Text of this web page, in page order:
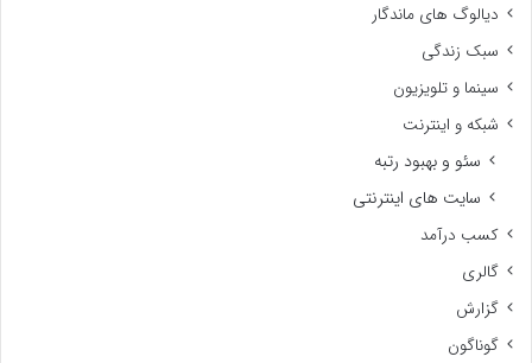
دیالوگ های ماندگار
سبک زندگی
سینما و تلویزیون
شبکه و اینترنت
سئو و بهبود رتبه
سایت های اینترنتی
کسب درآمد
گالری
گزارش
گوناگون